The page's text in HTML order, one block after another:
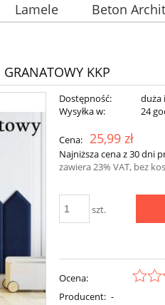
Lamele Beton
KKP
Dostępność:
duża
Wysyłka w:
24
Cena: 25,99 zł
Najniższa cena z 30 dni
zawiera 23% VAT, bez
szt.
Ocena:
Producent: -